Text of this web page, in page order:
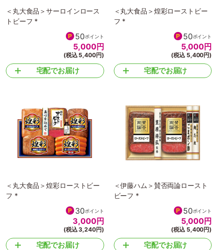
＜丸大食品＞サーロインロース
トビーフ *
50ポイント
5,000円
(税込 5,400円)
宅配でお届け
＜丸大食品＞煌彩ローストビー
フ *
50ポイント
5,000円
(税込 5,400円)
宅配でお届け
＜丸大食品＞煌彩ローストビー
フ *
30ポイント
3,000円
(税込 3,240円)
宅配でお届け
＜伊藤ハム＞賛否両論ロースト
ビーフ *
50ポイント
5,000円
(税込 5,400円)
宅配でお届け